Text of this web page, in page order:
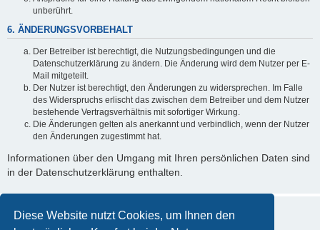
Diese Website nutzt Cookies, um Ihnen den
unberührt.
6. ÄNDERUNGSVORBEHALT
Der Betreiber ist berechtigt, die Nutzungsbedingungen und die
Datenschutzerklärung zu ändern. Die Änderung wird dem Nutzer per E-
Mail mitgeteilt.
Der Nutzer ist berechtigt, den Änderungen zu widersprechen. Im Falle
des Widerspruchs erlischt das zwischen dem Betreiber und dem Nutzer
bestehende Vertragsverhältnis mit sofortiger Wirkung.
Die Änderungen gelten als anerkannt und verbindlich, wenn der Nutzer
den Änderungen zugestimmt hat.
Informationen über den Umgang mit Ihren persönlichen Daten sind
in der Datenschutzerklärung enthalten.